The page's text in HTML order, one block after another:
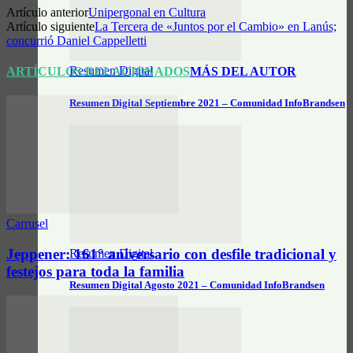
Resumen Digital
Resumen Digital Septiembre 2021 – Comunidad InfoBrandsen
Resumen Digital
Resumen Digital Agosto 2021 – Comunidad InfoBrandsen
Artículo anteriorUnipergonal en Cultura
Artículo siguienteLa Tercera de «Juntos por el Cambio» en Lanús;
concurrió Daniel Cappelletti
ARTÍCULOS RELACIONADOSMÁS DEL AUTOR
Carrusel
Jeppener: 161° aniversario con desfile tradicional y
festejos para toda la familia